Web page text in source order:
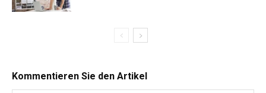
Kommentieren Sie den Artikel